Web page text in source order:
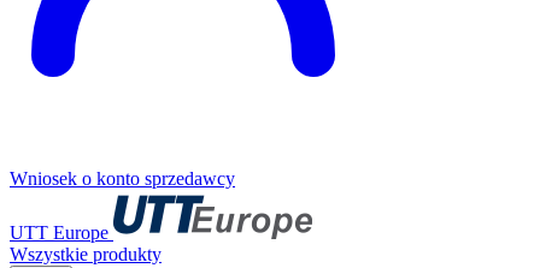
Wniosek o konto sprzedawcy
UTT Europe
Wszystkie produkty